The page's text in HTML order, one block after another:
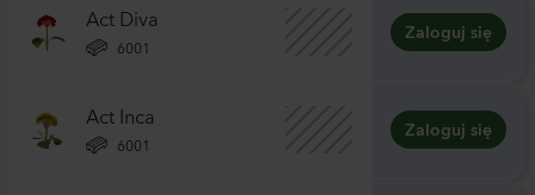
Act Diva
6001
Zaloguj się
Act Inca
6001
Zaloguj się